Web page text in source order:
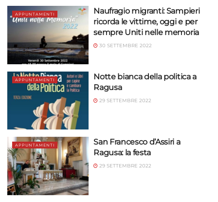
APPUNTAMENTI
Naufragio migranti: Sampieri
ricorda le vittime, oggi e per
sempre Uniti nelle memoria
30 SETTEMBRE 2022
APPUNTAMENTI
Notte bianca della politica a
Ragusa
29 SETTEMBRE 2022
APPUNTAMENTI
San Francesco d’Assiri a
Ragusa: la festa
29 SETTEMBRE 2022